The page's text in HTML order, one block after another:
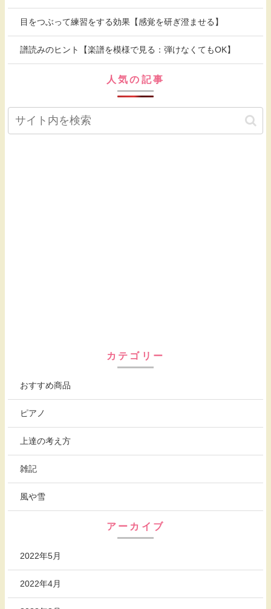
目をつぶって練習をする効果【感覚を研ぎ澄ませる】
譜読みのヒント【楽譜を模様で見る：弾けなくてもOK】
人気の記事
カテゴリー
おすすめ商品
ピアノ
上達の考え方
雑記
風や雪
アーカイブ
2022年5月
2022年4月